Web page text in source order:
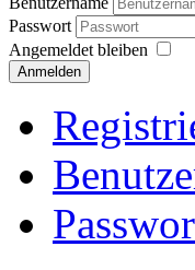
Passwort
Angemeldet bleiben
Anmelden